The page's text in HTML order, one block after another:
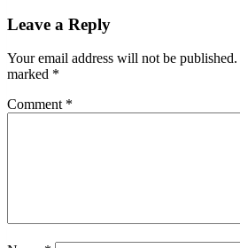
Leave a Reply
Your email address will not be published.
marked *
Comment *